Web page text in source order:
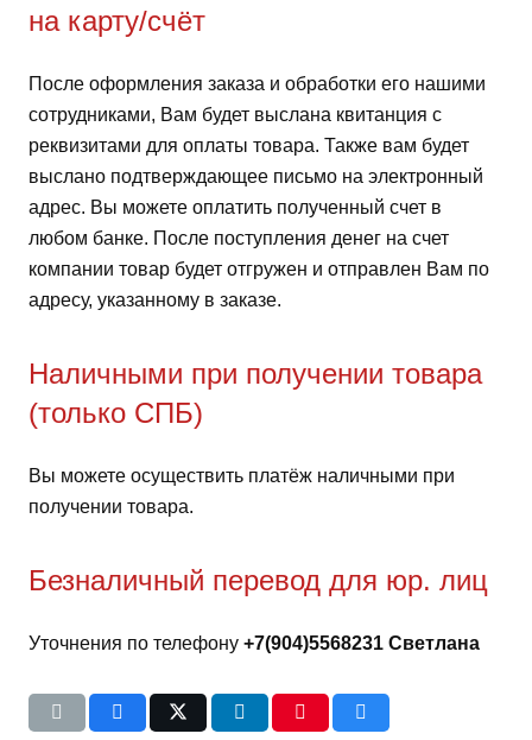
на карту/счёт
После оформления заказа и обработки его нашими
сотрудниками, Вам будет выслана квитанция с
реквизитами для оплаты товара. Также вам будет
выслано подтверждающее письмо на электронный
адрес. Вы можете оплатить полученный счет в
любом банке. После поступления денег на счет
компании товар будет отгружен и отправлен Вам по
адресу, указанному в заказе.
Наличными при получении товара
(только СПБ)
Вы можете осуществить платёж наличными при
получении товара.
Безналичный перевод для юр. лиц
Уточнения по телефону +7(904)5568231 Светлана